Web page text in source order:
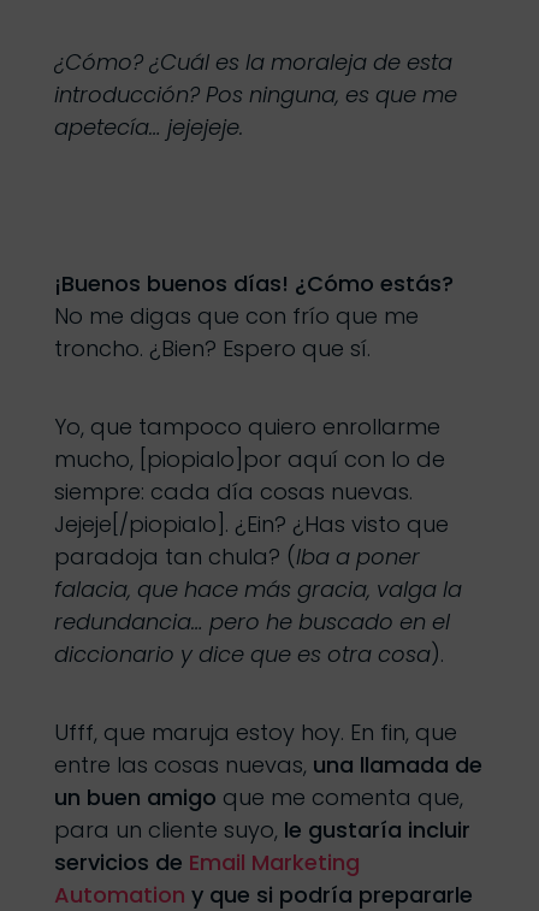
¿Cómo? ¿Cuál es la moraleja de esta
introducción? Pos ninguna, es que me
apetecía… jejejeje.
¡Buenos buenos días! ¿Cómo estás?
No me digas que con frío que me
troncho. ¿Bien? Espero que sí.
Yo, que tampoco quiero enrollarme
mucho, [piopialo]por aquí con lo de
siempre: cada día cosas nuevas.
Jejeje[/piopialo]. ¿Ein? ¿Has visto que
paradoja tan chula? (Iba a poner
falacia, que hace más gracia, valga la
redundancia… pero he buscado en el
diccionario y dice que es otra cosa).
Ufff, que maruja estoy hoy. En fin, que
entre las cosas nuevas, una llamada de
un buen amigo que me comenta que,
para un cliente suyo, le gustaría incluir
servicios de Email Marketing
Automation y que si podría prepararle